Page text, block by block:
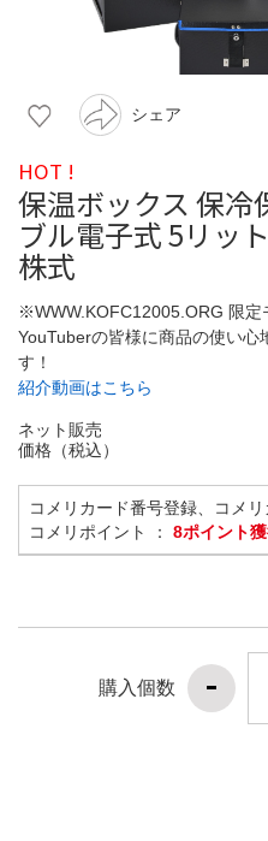
シェア
HOT !
保温ボックス 保冷
ブル電子式 5リッ
株式
※WWW.KOFC12005.ORG 限定
YouTuberの皆様に商品の使い心
す！
紹介動画はこちら
ネット販売
価格（税込）
コメリカード番号登録、コメ
コメリポイント ： 8ポイント
購入個数